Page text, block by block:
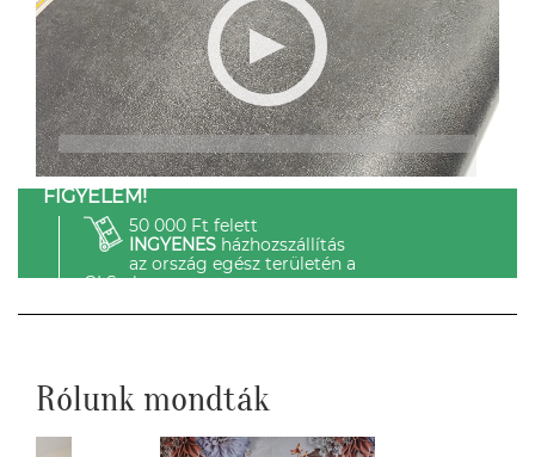
FIGYELEM!
50 000 Ft felett
INGYENESházhozszállítás
az ország egész területén a
GLS-el.
Rólunk mondták